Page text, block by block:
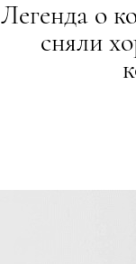
Легенда о
сняли